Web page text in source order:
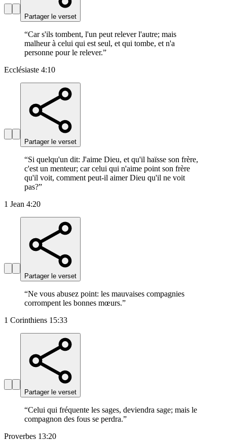
Partager le verset
“Car s'ils tombent, l'un peut relever l'autre; mais
malheur à celui qui est seul, et qui tombe, et n'a
personne pour le relever.”
Ecclésiaste 4:10
Partager le verset
“Si quelqu'un dit: J'aime Dieu, et qu'il haïsse son frère,
c'est un menteur; car celui qui n'aime point son frère
qu'il voit, comment peut-il aimer Dieu qu'il ne voit
pas?”
1 Jean 4:20
Partager le verset
“Ne vous abusez point: les mauvaises compagnies
corrompent les bonnes mœurs.”
1 Corinthiens 15:33
Partager le verset
“Celui qui fréquente les sages, deviendra sage; mais le
compagnon des fous se perdra.”
Proverbes 13:20